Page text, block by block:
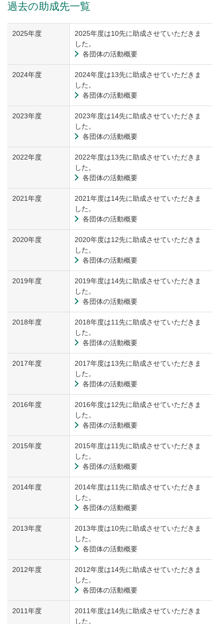
過去の助成先一覧
2025年度
2025年度は10先に助成させていただきま
した。
各団体の活動概要
2024年度
2024年度は13先に助成させていただきま
した。
各団体の活動概要
2023年度
2023年度は14先に助成させていただきま
した。
各団体の活動概要
2022年度
2022年度は13先に助成させていただきま
した。
各団体の活動概要
2021年度
2021年度は14先に助成させていただきま
した。
各団体の活動概要
2020年度
2020年度は12先に助成させていただきま
した。
各団体の活動概要
2019年度
2019年度は14先に助成させていただきま
した。
各団体の活動概要
2018年度
2018年度は11先に助成させていただきま
した。
各団体の活動概要
2017年度
2017年度は13先に助成させていただきま
した。
各団体の活動概要
2016年度
2016年度は12先に助成させていただきま
した。
各団体の活動概要
2015年度
2015年度は11先に助成させていただきま
した。
各団体の活動概要
2014年度
2014年度は11先に助成させていただきま
した。
各団体の活動概要
2013年度
2013年度は10先に助成させていただきま
した。
各団体の活動概要
2012年度
2012年度は14先に助成させていただきま
した。
各団体の活動概要
2011年度
2011年度は14先に助成させていただきま
した。